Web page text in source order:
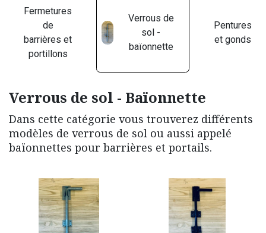
Fermetures
de
barrières et
portillons
Verrous de
sol -
baïonnette
Pentures
et gonds
Verrous de sol - Baïonnette
Dans cette catégorie vous trouverez différents
modèles de verrous de sol ou aussi appelé
baïonnettes pour barrières et portails.